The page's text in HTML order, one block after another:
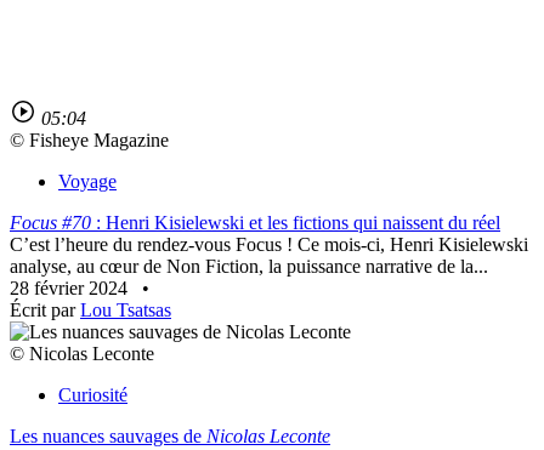
05:04
© Fisheye Magazine
Voyage
Focus #70 : Henri Kisielewski et les fictions qui naissent du réel
C’est l’heure du rendez-vous Focus ! Ce mois-ci, Henri Kisielewski
analyse, au cœur de Non Fiction, la puissance narrative de la...
28 février 2024
•
Écrit parLou Tsatsas
© Nicolas Leconte
Curiosité
Les nuances sauvages de Nicolas Leconte